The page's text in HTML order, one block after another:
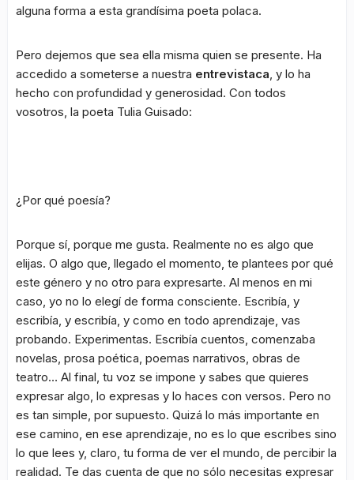
alguna forma a esta grandísima poeta polaca.
Pero dejemos que sea ella misma quien se presente. Ha
accedido a someterse a nuestra entrevistaca , y lo ha
hecho con profundidad y generosidad. Con todos
vosotros, la poeta Tulia Guisado:
¿Por qué poesía?
Porque sí, porque me gusta. Realmente no es algo que
elijas. O algo que, llegado el momento, te plantees por qué
este género y no otro para expresarte. Al menos en mi
caso, yo no lo elegí de forma consciente. Escribía, y
escribía, y escribía, y como en todo aprendizaje, vas
probando. Experimentas. Escribía cuentos, comenzaba
novelas, prosa poética, poemas narrativos, obras de
teatro… Al final, tu voz se impone y sabes que quieres
expresar algo, lo expresas y lo haces con versos. Pero no
es tan simple, por supuesto. Quizá lo más importante en
ese camino, en ese aprendizaje, no es lo que escribes sino
lo que lees y, claro, tu forma de ver el mundo, de percibir la
realidad. Te das cuenta de que no sólo necesitas expresar